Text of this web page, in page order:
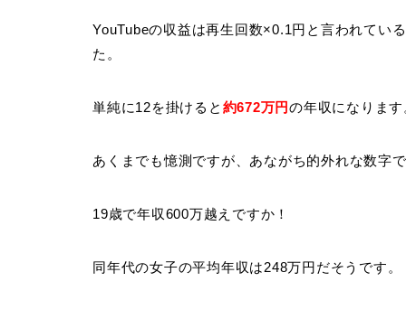
YouTubeの収益は再生回数×0.1円と言われてい
た。
単純に12を掛けると 約672万円の年収になりま
あくまでも憶測ですが、あながち的外れな数字
19歳で年収600万越えですか！
同年代の女子の平均年収は248万円だそうです。